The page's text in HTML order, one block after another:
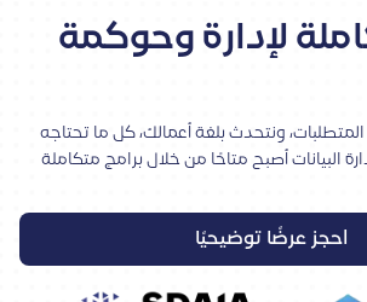
لإدارة وحوكمة
ونتحدث بلغة أعمالك، كل ما تحتاجه
البيانات أصبح متاحًا من خلال برامج متكاملة
احجز عرضًا توضيحيًا